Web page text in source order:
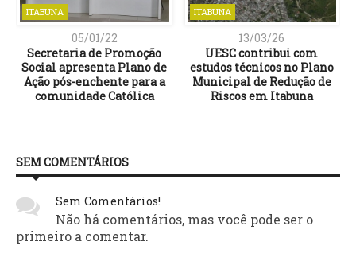
ITABUNA
05/01/22
Secretaria de Promoção
Social apresenta Plano de
Ação pós-enchente para a
comunidade Católica
ITABUNA
13/03/26
UESC contribui com
estudos técnicos no Plano
Municipal de Redução de
Riscos em Itabuna
SEM COMENTÁRIOS
Sem Comentários!
Não há comentários, mas você pode ser o
primeiro a comentar.